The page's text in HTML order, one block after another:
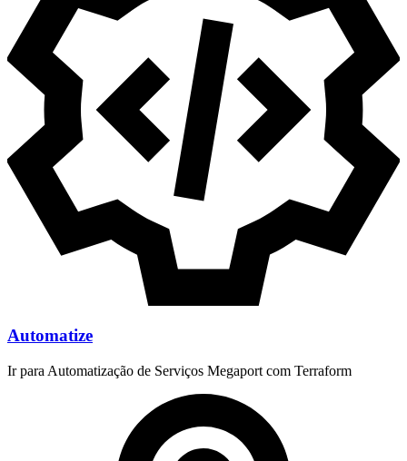
Automatize
Ir para Automatização de Serviços Megaport com Terraform